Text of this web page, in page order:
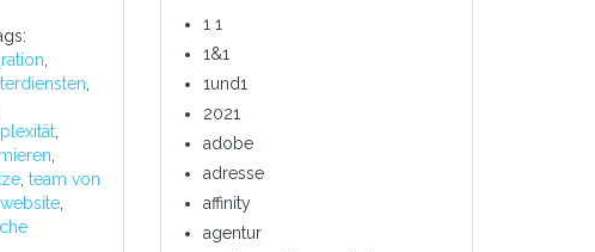
,
, team von
website,
1 1
1&1
1und1
2021
adobe
adresse
affinity
agentur